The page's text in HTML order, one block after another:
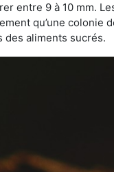
entre 9 à 10 mm.
qu’une colonie
des aliments sucrés.